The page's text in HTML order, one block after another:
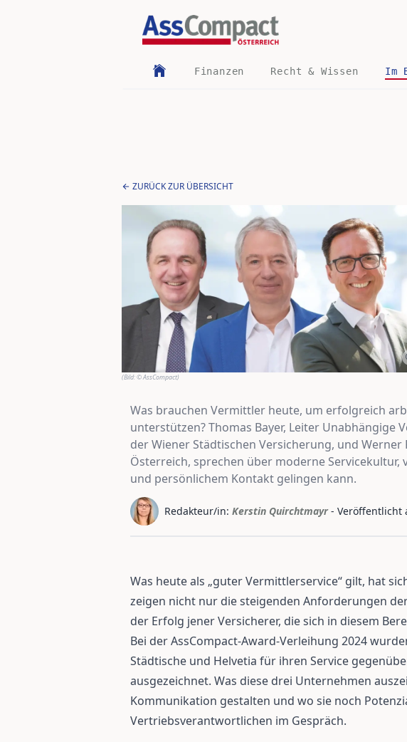
Finanzen Recht & Wissen Im
ZURÜCK ZUR ÜBERSICHT
(Bild:© AssCompact)
Was brauchen Vermittler heute, um erfolgreich
unterstützen? Thomas Bayer, Leiter
der Wiener Städtischen Versicherung, und
Österreich, sprechen über moderne
und persönlichem Kontakt gelingen kann.
Redakteur/in: Kerstin Quirchtmayr - Veröffentlicht
Was heute als „guter Vermittlerservice“ gilt, hat
zeigen nicht nur die steigenden Anforderungen
der Erfolg jener Versicherer, die sich in diesem
Bei der AssCompact-Award-Verleihung 2024
Städtische und Helvetia für ihren Service
ausgezeichnet. Was diese drei Unternehmen
Kommunikation gestalten und wo sie noch
Vertriebsverantwortlichen im Gespräch.